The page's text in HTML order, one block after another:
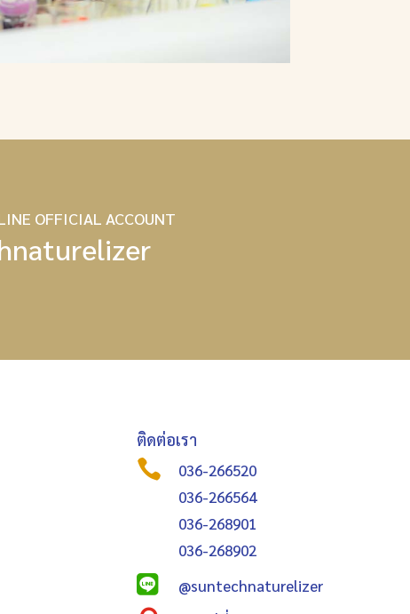
OFFICIAL ACCOUNT
ติดต่อเรา

036-266520
036-266564
036-268901
036-268902
 @suntechnaturelizer